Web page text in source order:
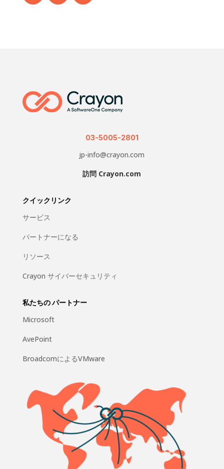
03-5005-2801
jp-info@crayon.com
訪問 Crayon.com
クイックリンク
サービス
パートナーになる
リソース
Crayon サイバーセキュリティ
私たちの パートナー
Microsoft
AvePoint
BroadcomによるVMware